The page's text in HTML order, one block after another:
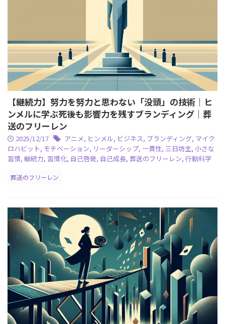
【継続力】努力を努力と思わない「没頭」の技術｜ヒ
ンメルに学ぶ死後も影響力を残すブランディング｜葬
送のフリーレン
2025/12/17 アニメ, ヒンメル, ビジネス, ブランディング, マイク
ロハビット, モチベーション, リーダーシップ, 一貫性, 三日坊主, 小さな
習慣, 継続力, 習慣化, 自己啓発, 自己成長, 葬送のフリーレン, 行動科学
葬送のフリーレン